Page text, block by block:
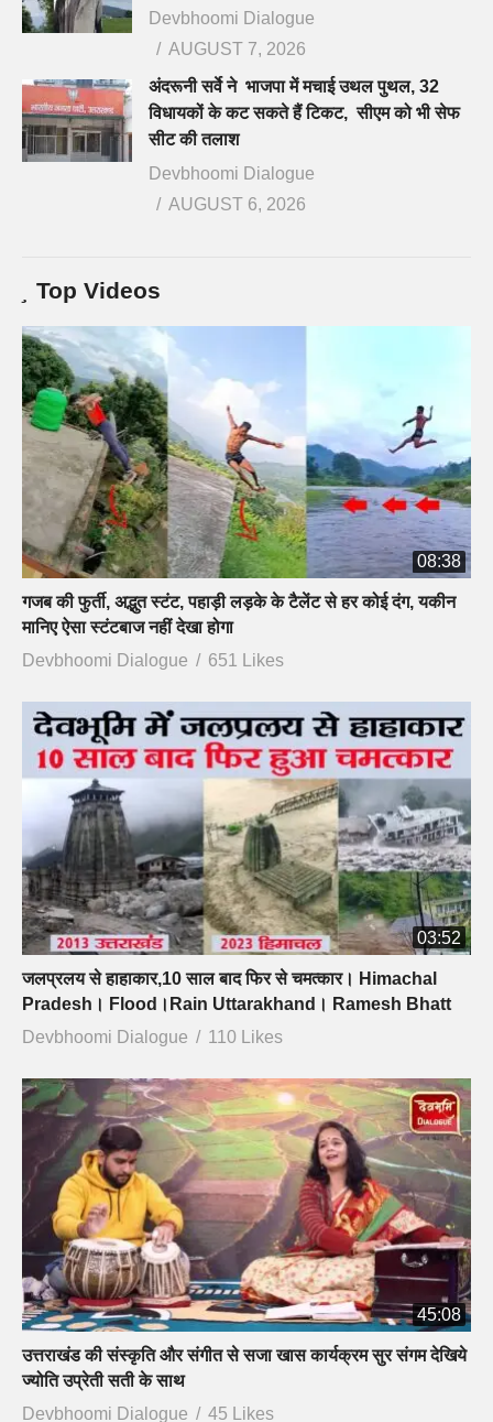
Devbhoomi Dialogue
AUGUST 7, 2026
अंदरूनी सर्वे ने भाजपा में मचाई उथल पुथल, 32
विधायकों के कट सकते हैं टिकट, सीएम को भी सेफ
सीट की तलाश
Devbhoomi Dialogue
AUGUST 6, 2026
Top Videos
08:38
गजब की फुर्ती, अद्भुत स्टंट, पहाड़ी लड़के के टैलेंट से हर कोई दंग, यकीन
मानिए ऐसा स्टंटबाज नहीं देखा होगा
Devbhoomi Dialogue
651 Likes
03:52
जलप्रलय से हाहाकार,10 साल बाद फिर से चमत्कार। Himachal
Pradesh। Flood।Rain Uttarakhand। Ramesh Bhatt
Devbhoomi Dialogue
110 Likes
45:08
उत्तराखंड की संस्कृति और संगीत से सजा खास कार्यक्रम सुर संगम देखिये
ज्योति उप्रेती सती के साथ
Devbhoomi Dialogue
45 Likes